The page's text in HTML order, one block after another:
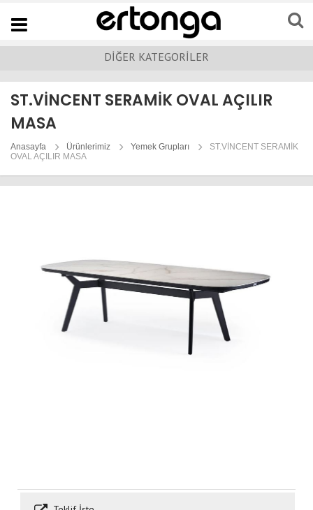
Navigation
DİĞER KATEGORİLER
ST.VİNCENT SERAMİK OVAL AÇILIR
MASA
Anasayfa Ürünlerimiz Yemek Grupları
ST.VİNCENT SERAMİK
OVAL AÇILIR MASA